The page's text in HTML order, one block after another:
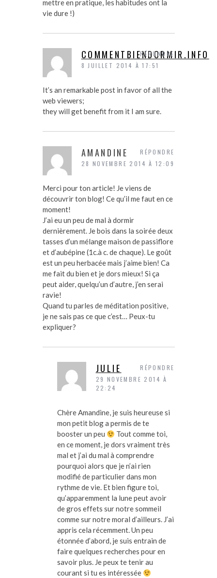
mettre en pratique, les habitudes ont la
vie dure !)
COMMENTBIENDORMIR.INFO
8 JUILLET 2014 À 17:51
It’s an remarkable post in favor of all the
web viewers;
they will get benefit from it I am sure.
RÉPONDRE
AMANDINE
28 NOVEMBRE 2014 À 12:09
Merci pour ton article! Je viens de
découvrir ton blog! Ce qu’il me faut en ce
moment!
J’ai eu un peu de mal à dormir
dernièrement. Je bois dans la soirée deux
tasses d’un mélange maison de passiflore
et d’aubépine (1c.à c. de chaque). Le goût
est un peu herbacée mais j’aime bien! Ca
me fait du bien et je dors mieux! Si ça
peut aider, quelqu’un d’autre, j’en serai
ravie!
Quand tu parles de méditation positive,
je ne sais pas ce que c’est… Peux-tu
expliquer?
RÉPONDRE
JULIE
29 NOVEMBRE 2014 À
22:24
Chère Amandine, je suis heureuse si
mon petit blog a permis de te
booster un peu
Tout comme toi,
en ce moment, je dors vraiment très
mal et j’ai du mal à comprendre
pourquoi alors que je n’ai rien
modifié de particulier dans mon
rythme de vie. Et bien figure toi,
qu’apparemment la lune peut avoir
de gros effets sur notre sommeil
comme sur notre moral d’ailleurs. J’ai
appris cela récemment. Un peu
étonnée d’abord, je suis entrain de
faire quelques recherches pour en
savoir plus. Je peux te tenir au
courant si tu es intéressée
RÉPONDRE